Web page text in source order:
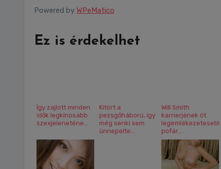
Powered by WPeMatico
Ez is érdekelhet
Így zajlott minden
idők legkínosabb
szexjeleneténe...
Kitört a
pezsgőháború, így
még senki sem
ünnepelte...
Will Smith
karrierjének öt
legemlékezetesebb
pofár...